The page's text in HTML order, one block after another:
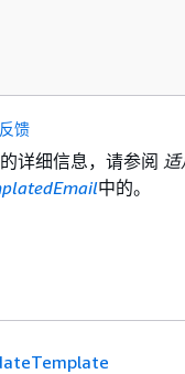
馈
详细信息，请参阅 适
中的。